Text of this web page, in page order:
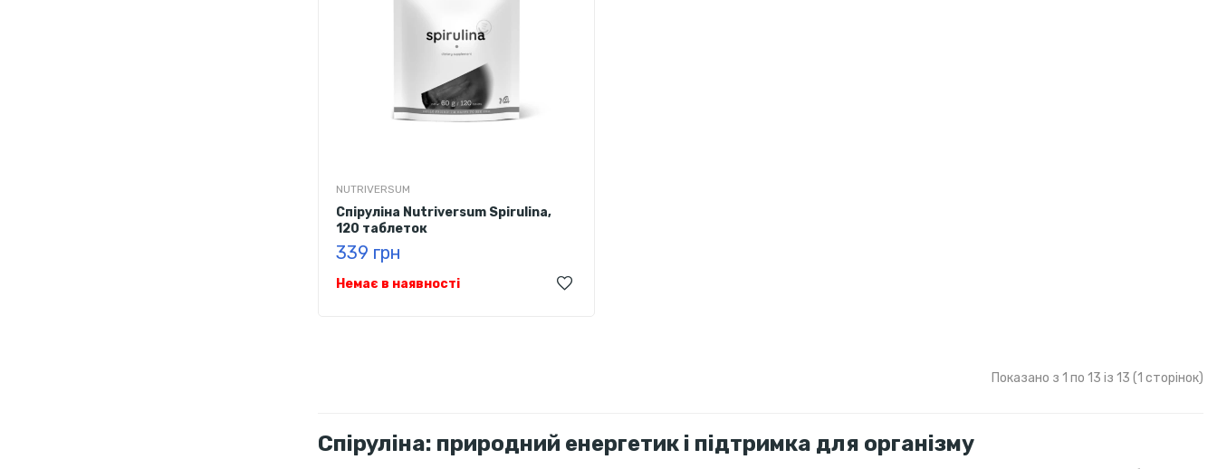
NUTRIVERSUM
Cпіруліна Nutriversum Spirulina,
120 таблеток
339 грн
Немає в наявності
Показано з 1 по 13 із 13 (1 сторінок)
Спіруліна: природний енергетик і підтримка для організму